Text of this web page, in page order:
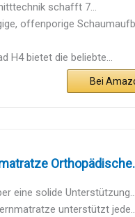
schafft 7...
offenporige
H4 bietet die beliebte...
Bei
eine solide Unterstützung...
unterstützt